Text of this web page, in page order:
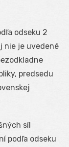
odseku 2
nie je uvedené
predsedu
síl
podľa odseku